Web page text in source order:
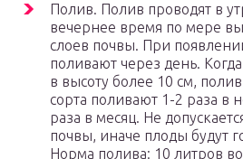
Полив. Полив проводят в
вечернее время по мере
слоев почвы. При
поливают через день.
в высоту более 10 см,
сорта поливают 1-2 раза в
раза в месяц. Не
почвы, иначе плоды будут
Норма полива: 10 литров